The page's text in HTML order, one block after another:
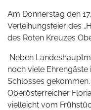
Am Donnerstag den
Verleihungsfeier des
des Roten Kreuzes
Neben
noch viele
Schlosses
Oberösterreicher
vielleicht vom